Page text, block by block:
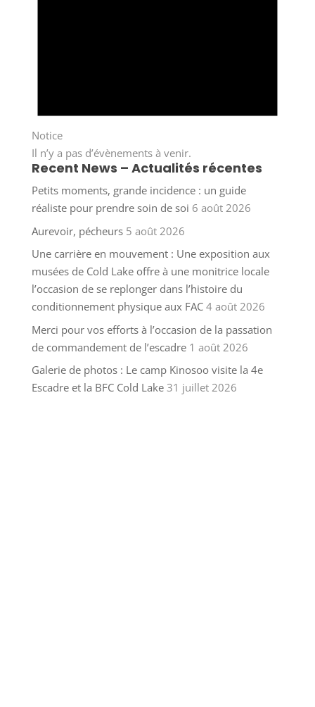
Notice
Il n’y a pas d’évènements à venir.
Recent News – Actualités récentes
Petits moments, grande incidence : un guide
réaliste pour prendre soin de soi 6 août 2026
Aurevoir, pécheurs 5 août 2026
Une carrière en mouvement : Une exposition aux
musées de Cold Lake offre à une monitrice locale
l’occasion de se replonger dans l’histoire du
conditionnement physique aux FAC 4 août 2026
Merci pour vos efforts à l’occasion de la passation
de commandement de l’escadre 1 août 2026
Galerie de photos : Le camp Kinosoo visite la 4e
Escadre et la BFC Cold Lake 31 juillet 2026